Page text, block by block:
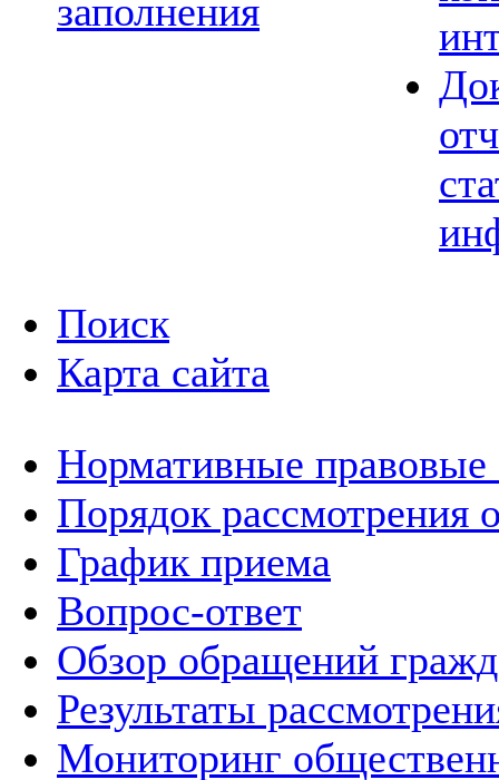
заполнения
Поиск
Карта сайта
Нормативные правовые
Порядок рассмотрения
График приема
Вопрос-ответ
Обзор обращений
Результаты
Мониторинг